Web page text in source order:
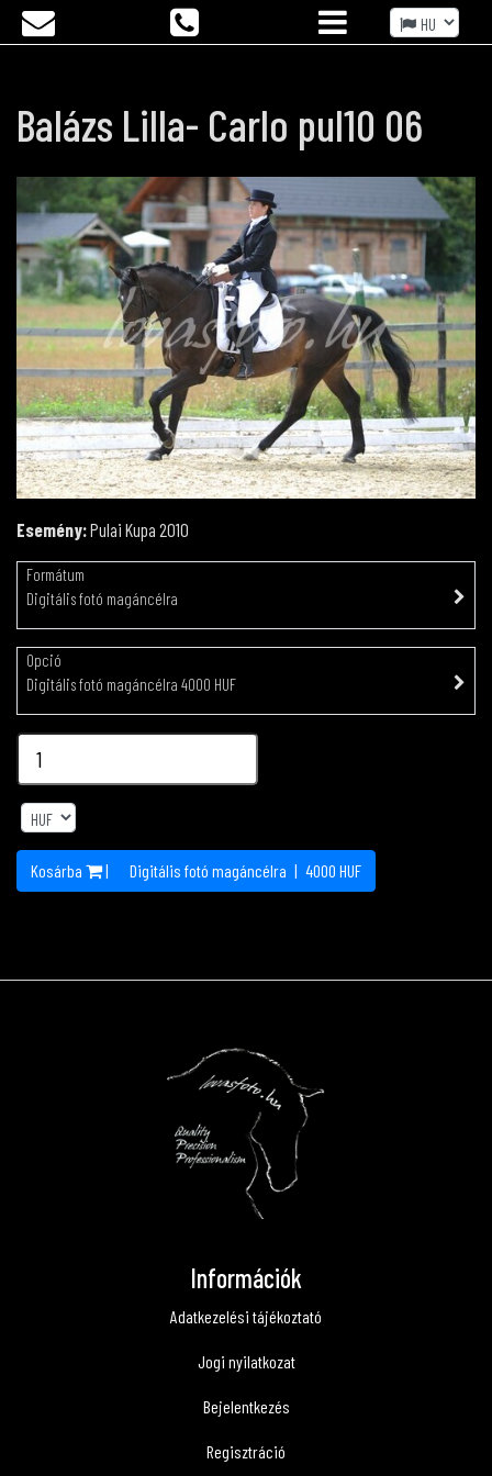
Balázs Lilla- Carlo pul10 06
Esemény:Pulai Kupa 2010
Formátum
Digitális fotó magáncélra
Opció
Digitális fotó magáncélra 4000 HUF
Kosárba | Digitális fotó magáncélra | 4000 HUF
Információk
Adatkezelési tájékoztató
Jogi nyilatkozat
Bejelentkezés
Regisztráció